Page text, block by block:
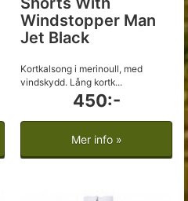
Windstopper Man
Jet Black
Kortkalsong i merinoull, med
vindskydd. Lång kortk...
450:-
Mer info »